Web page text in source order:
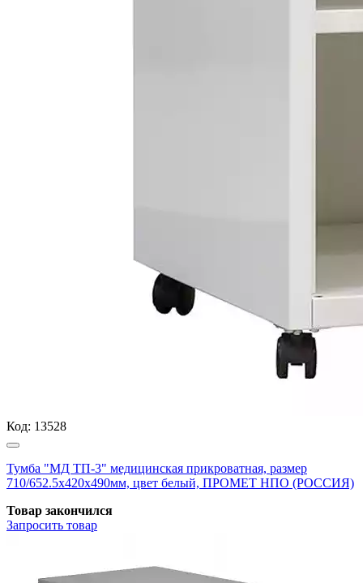
Код: 13528
Тумба "МД ТП-3" медицинская прикроватная, размер
710/652.5x420x490мм, цвет белый, ПРОМЕТ НПО (РОССИЯ)
Товар закончился
Запросить товар